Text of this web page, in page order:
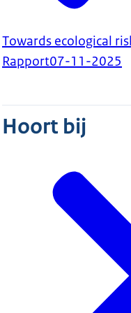
Towards ecological
Rapport07-11-2025
Hoort bij